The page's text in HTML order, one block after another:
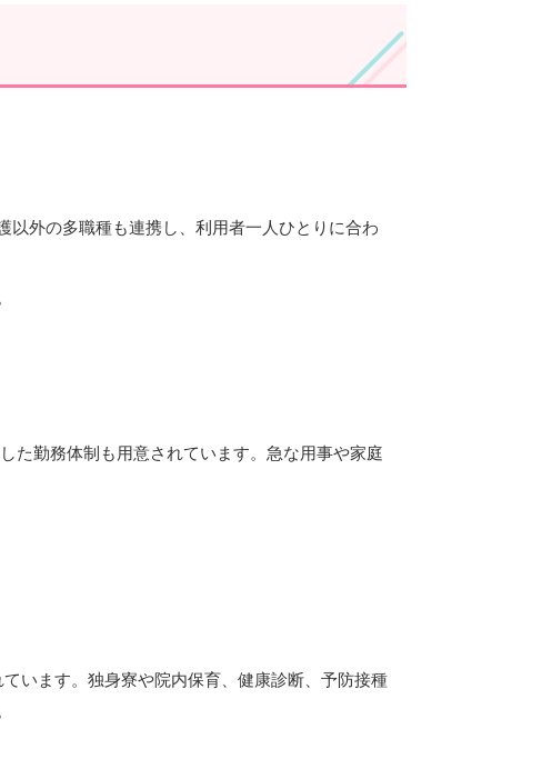
以外の多職種も連携し、利用者一人ひとりに合わ
た勤務体制も用意されています。急な用事や家庭
います。独身寮や院内保育、健康診断、予防接種